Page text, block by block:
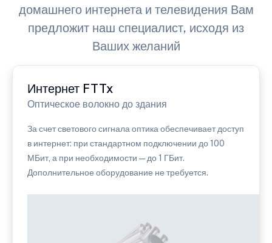
домашнего интернета и телевидения Вам
предложит наш специалист, исходя из
Ваших желаний
Интернет FTTx
Оптическое волокно до здания
За счет светового сигнала оптика обеспечивает доступ
в интернет: при стандартном подключении до 100
МБит, а при необходимости — до 1 ГБит.
Дополнительное оборудование не требуется.